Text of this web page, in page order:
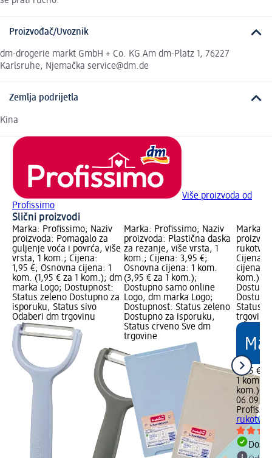
Proizvođač/Uvoznik
dm-drogerie markt GmbH + Co. KG Am dm-Platz 1, 76227
Karlsruhe, Njemačka service@dm.de
Zemlja podrijetla
Kina
Više proizvoda od
Profissimo
Slični proizvodi
Marka: Profissimo; Naziv
proizvoda: Pomagalo za
guljenje voća i povrća, više
vrsta, 1 kom.; Cijena:
1,95 €; Osnovna cijena: 1
kom. (1,95 € za 1 kom.); dm
marka Logo; Dostupnost:
Status zeleno Dostupno za
isporuku, Status sivo
Odaberi dm trgovinu
Marka: Profissimo; Naziv
proizvoda: Plastična daska
za rezanje, više vrsta, 1
kom.; Cijena: 3,95 €;
Osnovna cijena: 1 kom.
(3,95 € za 1 kom.);
Dostupno samo online
Logo, dm marka Logo;
Dostupnost: Status zeleno
Dostupno za isporuku,
Status crveno Sve dm
trgovine
Marka:
Cijena:
cijena: 1
kom.);
Status
trgovinu
4,55 €
1 kom.
kom.)